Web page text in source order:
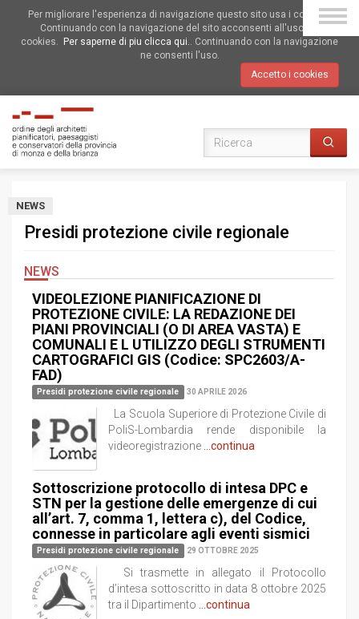
Per migliorare l'esperienza di navigazione questo sito usa i cookies.
Continuando con la navigazione del sito acconsenti all'uso dei
cookies.
Per saperne di piu clicca qui.. Continuando con la navigazione
ne consenti l'uso.
Accetto i cookies
NEWS
Presidi protezione civile regionale
NEWS
VIDEOLEZIONE PIANIFICAZIONE DI
PROTEZIONE CIVILE: LA REDAZIONE DEI
PIANI PROVINCIALI (O DI AREA VASTA) E
COMUNALI E L UTILIZZO DEGLI STRUMENTI
CARTOGRAFICI GIS (Codice: SPC2603/A-
FAD)
Presidi protezione civile regionale 30 APRILE 2026
La Scuola Superiore di Protezione Civile di
PoliS-Lombardia rende disponibile la
videoregistrazione
...continua
Sottoscrizione protocollo di intesa DPC e
STN per la gestione delle emergenze di cui
all’art. 7, comma 1, lettera c), del Codice,
connesse in particolare agli eventi sismici
Presidi protezione civile regionale 29 OTTOBRE 2025
Si trasmette in allegato il Protocollo
d’intesa sottoscritto in data 8 ottobre 2025
tra il Dipartimento
...continua